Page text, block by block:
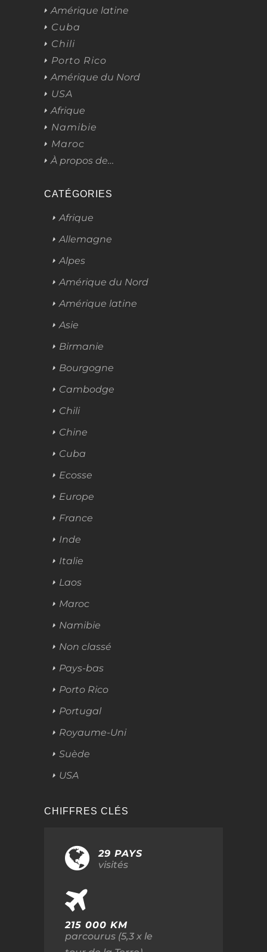
Amérique latine
Cuba
Chili
Porto Rico
Amérique du Nord
USA
Afrique
Namibie
Maroc
À propos de…
CATÉGORIES
Afrique
Allemagne
Alpes
Amérique du Nord
Amérique latine
Asie
Birmanie
Bourgogne
Cambodge
Chili
Chine
Cuba
Ecosse
Europe
France
Inde
Italie
Laos
Maroc
Namibie
Non classé
Pays-bas
Porto Rico
Portugal
Royaume-Uni
Suède
USA
CHIFFRES CLÉS
29 PAYS
visités
215 000 KM
parcourus (5,3 x le